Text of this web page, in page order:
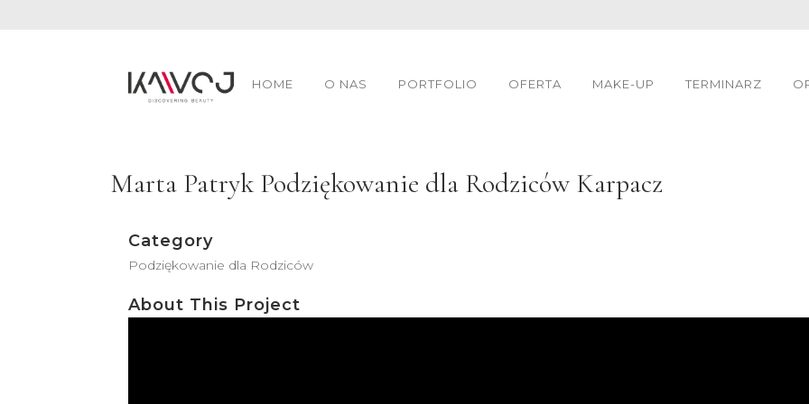
HOME O NAS PORTFOLIO OFERTA MAKE-UP TERMINARZ
Marta Patryk Podziękowanie dla Rodziców Karpacz
Category
Podziękowanie dla Rodziców
About This Project